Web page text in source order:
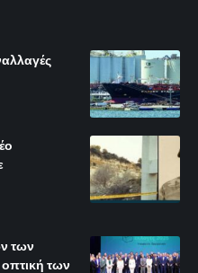
των
των